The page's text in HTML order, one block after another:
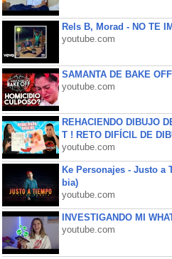
Rels B, Morad - NO TE
youtube.com
SAMANTA DE BAKE
youtube.com
REHACIENDO DIBUJO
T ! RETO DIFÍCIL DE
youtube.com
Ke Personajes - Justo a
bia)
youtube.com
INVESTIGANDO MI
youtube.com